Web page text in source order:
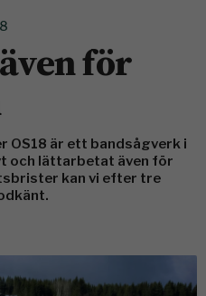
för
OS18 är ett bandsågverk i
och lättarbetat även för
kan vi efter tre